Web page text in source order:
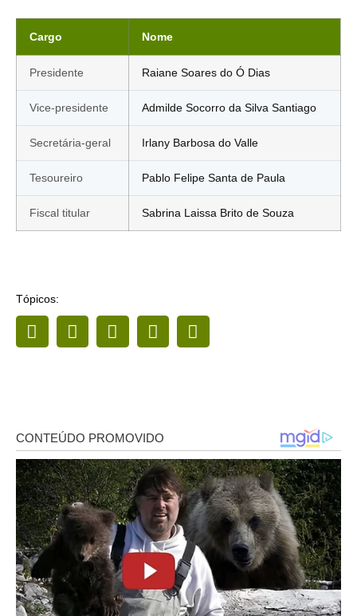
Cargo Nome
Presidente Raiane Soares do Ó Dias
Vice-presidente Admilde Socorro da Silva Santiago
Secretária-geral Irlany Barbosa do Valle
Tesoureiro Pablo Felipe Santa de Paula
Fiscal titular Sabrina Laissa Brito de Souza
Tópicos: